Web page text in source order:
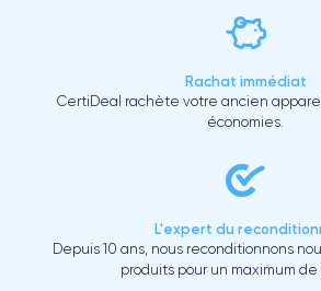
Rachat immédiat
CertiDeal rachète votre ancien
économies.
L'expert du
Depuis 10 ans, nous reconditionnons
produits pour un maximum